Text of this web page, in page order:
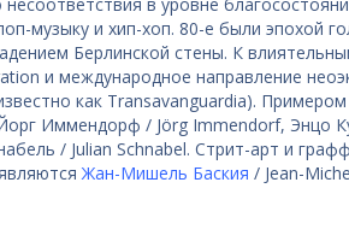
музыку и хип-хоп. 80-е были эпохой
Берлинской стены. К
и международное направление
как Transavanguardia).
Иммендорф / Jörg Immendorf, Энцо
/ Julian Schnabel. Стрит-арт и
Жан-Мишель Баския / Jean-